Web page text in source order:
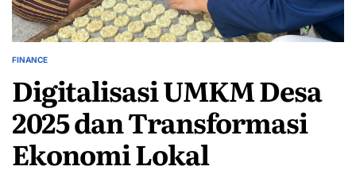
POSTED
FINANCE
Digitalisasi UMKM Desa
2025 dan Transformasi
Ekonomi Lokal